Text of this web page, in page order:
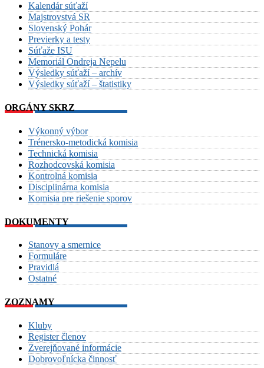
Kalendár súťaží
Majstrovstvá SR
Slovenský Pohár
Previerky a testy
Súťaže ISU
Memoriál Ondreja Nepelu
Výsledky súťaží – archív
Výsledky súťaží – štatistiky
ORGÁNY SKRZ
Výkonný výbor
Trénersko-metodická komisia
Technická komisia
Rozhodcovská komisia
Kontrolná komisia
Disciplinárna komisia
Komisia pre riešenie sporov
DOKUMENTY
Stanovy a smernice
Formuláre
Pravidlá
Ostatné
ZOZNAMY
Kluby
Register členov
Zverejňované informácie
Dobrovoľnícka činnosť